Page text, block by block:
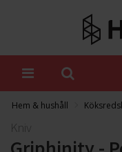
Hem & hushåll
Kniv